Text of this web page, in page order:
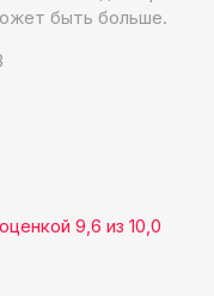
быть больше.
9,6 из 10,0